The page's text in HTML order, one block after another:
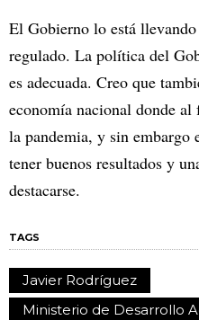
El Gobierno lo está
regulado. La política del
es adecuada. Creo que
economía nacional donde
la pandemia, y sin embargo
tener buenos resultados y
destacarse.
TAGS
Javier Rodríguez
Ministerio de Desarrollo